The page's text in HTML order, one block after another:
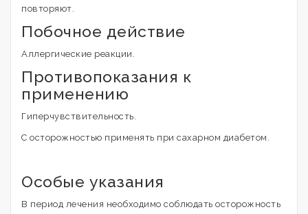
повторяют.
Побочное действие
Аллергические реакции.
Противопоказания к
применению
Гиперчувствительность.
С осторожностью применять при сахарном диабетом.
Особые указания
В период лечения необходимо соблюдать осторожность